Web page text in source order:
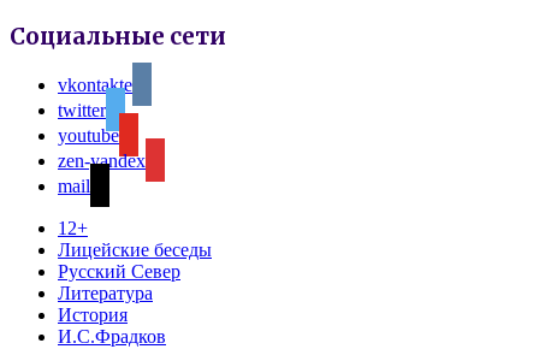
Социальные сети
vkontakte
twitter
youtube
zen-yandex
mail
12+
Лицейские беседы
Русский Север
Литература
История
И.С.Фрадков